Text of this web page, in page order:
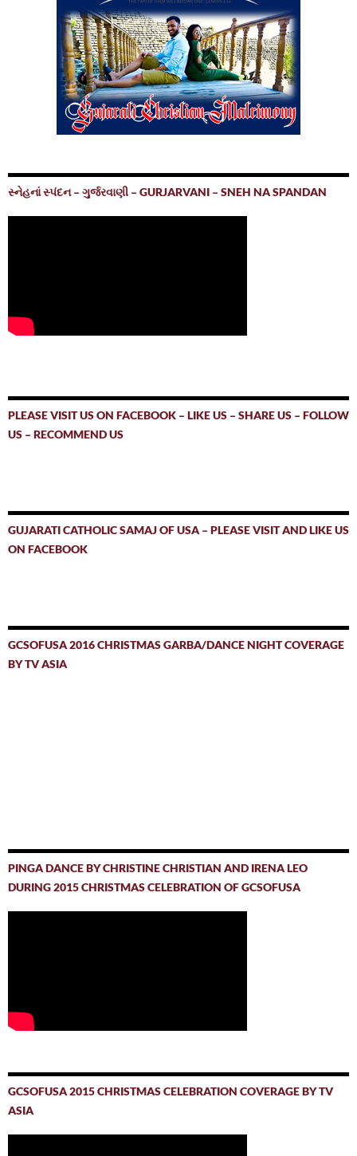
સ્નેહનાં સ્પંદન – ગુર્જરવાણી – GURJARVANI – SNEH NA SPANDAN
PLEASE VISIT US ON FACEBOOK – LIKE US – SHARE US – FOLLOW
US – RECOMMEND US
GUJARATI CATHOLIC SAMAJ OF USA – PLEASE VISIT AND LIKE US
ON FACEBOOK
GCSOFUSA 2016 CHRISTMAS GARBA/DANCE NIGHT COVERAGE
BY TV ASIA
PINGA DANCE BY CHRISTINE CHRISTIAN AND IRENA LEO
DURING 2015 CHRISTMAS CELEBRATION OF GCSOFUSA
GCSOFUSA 2015 CHRISTMAS CELEBRATION COVERAGE BY TV
ASIA